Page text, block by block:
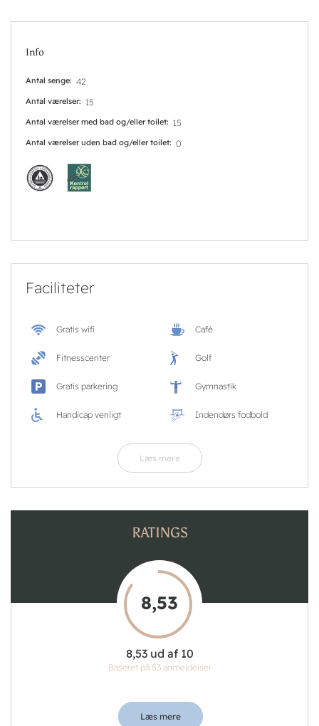
Info
Antal senge 42
Antal værelser 15
Antal værelser med bad og/eller toilet 15
Antal værelser uden bad og/eller toilet 0
Faciliteter
Gratis wifi Café
Fitnesscenter Golf
Gratis parkering Gymnastik
Handicap venligt Indendørs fodbold
Læs mere
RATINGS
8,53
8,53 ud af 10
Baseret på 53 anmeldelser
Læs mere